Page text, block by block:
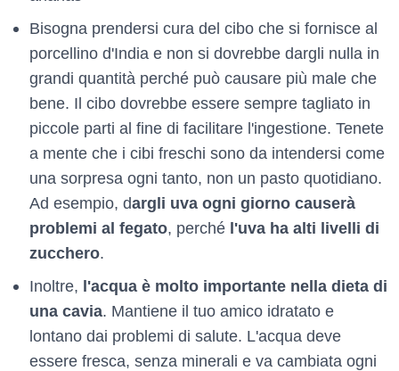
Bisogna prendersi cura del cibo che si fornisce al
porcellino d'India e non si dovrebbe dargli nulla in
grandi quantità perché può causare più male che
bene. Il cibo dovrebbe essere sempre tagliato in
piccole parti al fine di facilitare l'ingestione. Tenete
a mente che i cibi freschi sono da intendersi come
una sorpresa ogni tanto, non un pasto quotidiano.
Ad esempio, dargli uva ogni giorno causerà
problemi al fegato, perchél'uva ha alti livelli di
zucchero.
Inoltre, l'acqua è molto importante nella dieta di
una cavia. Mantiene il tuo amico idratato e
lontano dai problemi di salute. L'acqua deve
essere fresca, senza minerali e va cambiata ogni